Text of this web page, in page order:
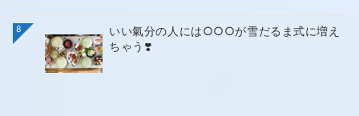
8
いい氣分の人には○○○が雪だるま式に増え
ちゃう❣️